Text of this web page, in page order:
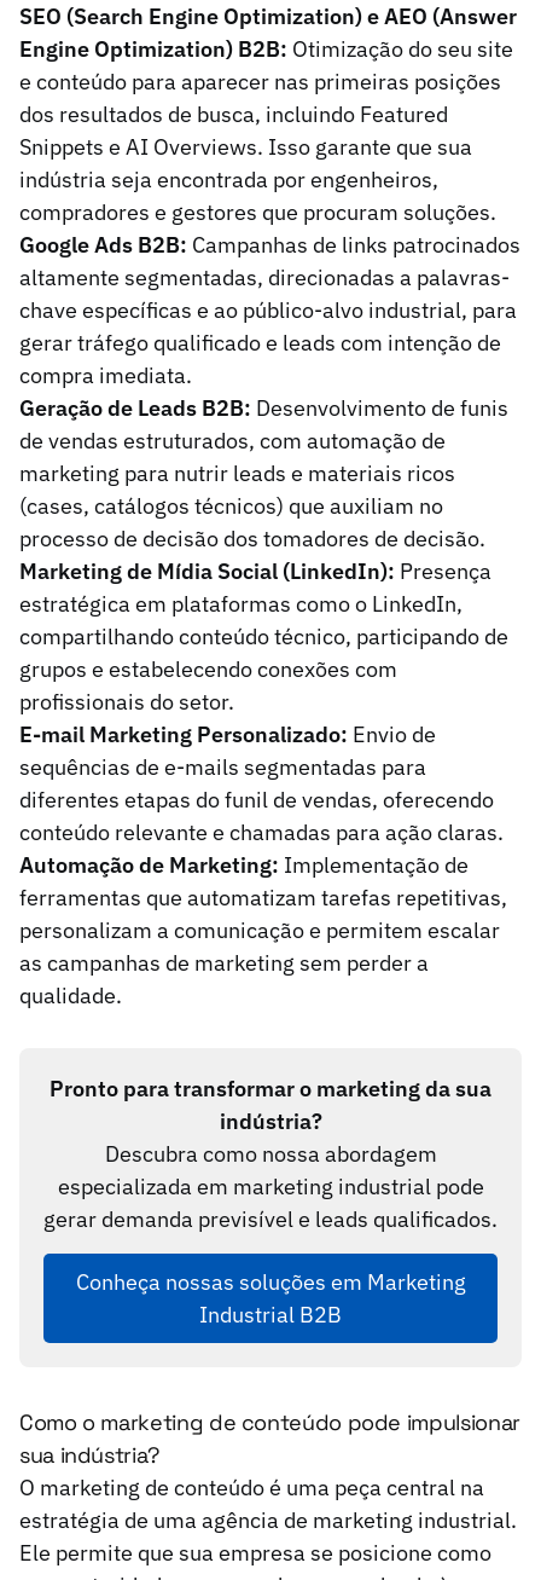
SEO (Search Engine Optimization) e AEO (Answer
Engine Optimization) B2B: Otimização do seu site
e conteúdo para aparecer nas primeiras posições
dos resultados de busca, incluindo Featured
Snippets e AI Overviews. Isso garante que sua
indústria seja encontrada por engenheiros,
compradores e gestores que procuram soluções.
Google Ads B2B: Campanhas de links patrocinados
altamente segmentadas, direcionadas a palavras-
chave específicas e ao público-alvo industrial, para
gerar tráfego qualificado e leads com intenção de
compra imediata.
Geração de Leads B2B: Desenvolvimento de funis
de vendas estruturados, com automação de
marketing para nutrir leads e materiais ricos
(cases, catálogos técnicos) que auxiliam no
processo de decisão dos tomadores de decisão.
Marketing de Mídia Social (LinkedIn): Presença
estratégica em plataformas como o LinkedIn,
compartilhando conteúdo técnico, participando de
grupos e estabelecendo conexões com
profissionais do setor.
E-mail Marketing Personalizado: Envio de
sequências de e-mails segmentadas para
diferentes etapas do funil de vendas, oferecendo
conteúdo relevante e chamadas para ação claras.
Automação de Marketing: Implementação de
ferramentas que automatizam tarefas repetitivas,
personalizam a comunicação e permitem escalar
as campanhas de marketing sem perder a
qualidade.
Pronto para transformar o marketing da sua
indústria?
Descubra como nossa abordagem
especializada em marketing industrial pode
gerar demanda previsível e leads qualificados.
Conheça nossas soluções em Marketing
Industrial B2B
Como o marketing de conteúdo pode impulsionar
sua indústria?
O marketing de conteúdo é uma peça central na
estratégia de uma agência de marketing industrial.
Ele permite que sua empresa se posicione como